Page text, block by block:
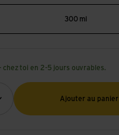
300 ml
chez toi en 2-5 jours ouvrables.
Ajouter au panier